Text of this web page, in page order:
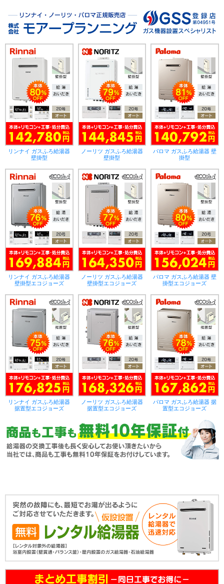
リンナイ ガスふろ給湯器
壁掛型
ノーリツ ガスふろ給湯器
壁掛型
パロマ ガスふろ給湯器 壁
掛型
リンナイ ガスふろ給湯器
壁掛型エコジョーズ
ノーリツ ガスふろ給湯器
壁掛型エコジョーズ
パロマ ガスふろ給湯器 壁
掛型エコジョーズ
リンナイ ガスふろ給湯器
据置型エコジョーズ
ノーリツ ガスふろ給湯器
据置型エコジョーズ
パロマ ガスふろ給湯器 据
置型エコジョーズ